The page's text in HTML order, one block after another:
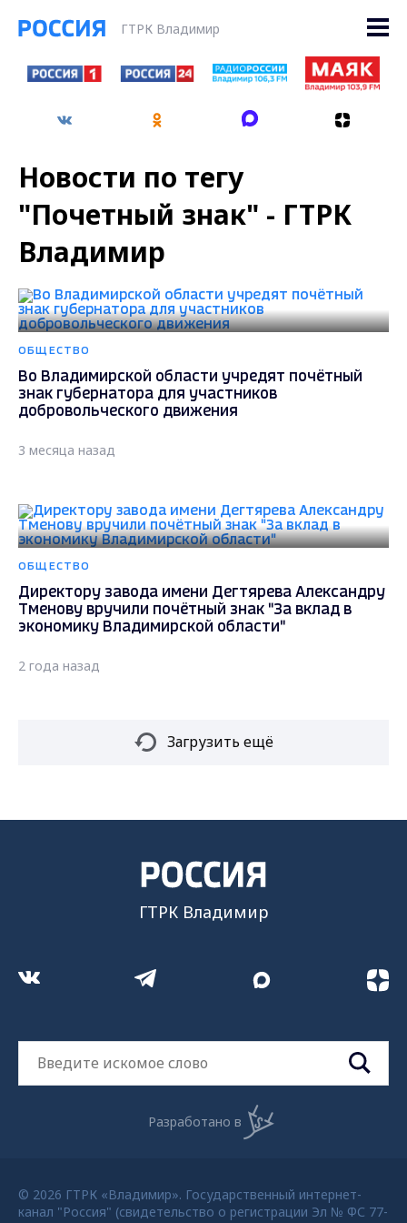
ГТРК Владимир
Новости по тегу
"Почетный знак" - ГТРК
Владимир
ОБЩЕСТВО
Во Владимирской области учредят почётный
знак губернатора для участников
добровольческого движения
3 месяца назад
ОБЩЕСТВО
Директору завода имени Дегтярева Александру
Тменову вручили почётный знак "За вклад в
экономику Владимирской области"
2 года назад
Загрузить ещё
ГТРК Владимир
Разработано в
© 2026 ГТРК «Владимир». Государственный интернет-
канал "Россия" (свидетельство о регистрации Эл № ФС 77-